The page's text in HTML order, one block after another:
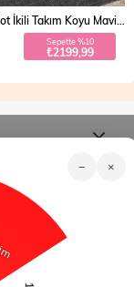
Mira Taşlı Kot İkili Takım Koyu Mavi 19286
Sepette %10
₺2199,99
− ×